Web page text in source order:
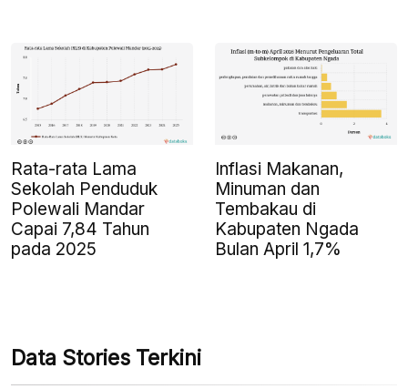
Rata-rata Lama
Sekolah Penduduk
Polewali Mandar
Capai 7,84 Tahun
pada 2025
Inflasi Makanan,
Minuman dan
Tembakau di
Kabupaten Ngada
Bulan April 1,7%
Data Stories Terkini